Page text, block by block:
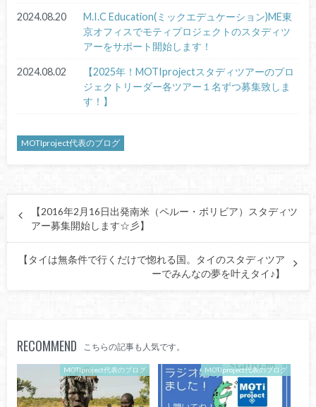
2024.08.20
M.I.C Education(ミックエデュケーション)ME東
京オフィスでモティプロジェクトのスタディツ
アーをサポート開始します！
2024.08.02
【2025年！MOTIprojectスタディツアーのプロ
ジェクトリーダー各ツアー１名ずつ募集致しま
す！】
MOTIproject代表のブログ
【2016年2月16日出発南米（ペルー・ボリビア）スタディツ
アー募集開始します☆彡】
【タイは無条件で行くだけで惚れる国。タイのスタディツア
ーでみんなの夢を叶えタイ♪】
RECOMMEND こちらの記事も人気です。
MOTIproject代表のブログ MOTIproject代表のブログ